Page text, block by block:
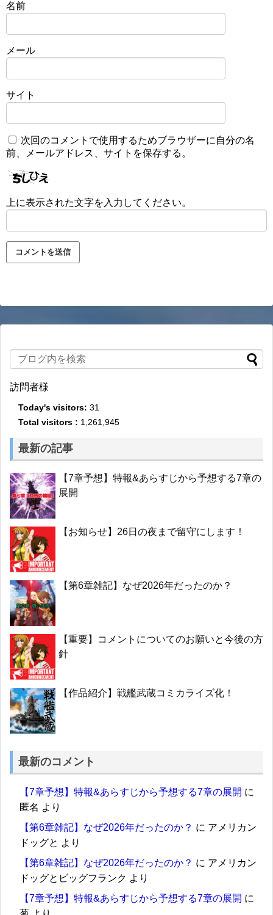
名前
メール
サイト
次回のコメントで使用するためブラウザーに自分の名
前、メールアドレス、サイトを保存する。
上に表示された文字を入力してください。
訪問者様
Today's visitors: 31
Total visitors : 1,261,945
最新の記事
【7章予想】特報&あらすじから予想する7章の
展開
【お知らせ】26日の夜まで留守にします！
【第6章雑記】なぜ2026年だったのか？
【重要】コメントについてのお願いと今後の方
針
【作品紹介】戦艦武蔵コミカライズ化！
最新のコメント
【7章予想】特報&あらすじから予想する7章の展開 に
匿名 より
【第6章雑記】なぜ2026年だったのか？ に アメリカン
ドッグと より
【第6章雑記】なぜ2026年だったのか？ に アメリカン
ドッグとビッグフランク より
【7章予想】特報&あらすじから予想する7章の展開 に